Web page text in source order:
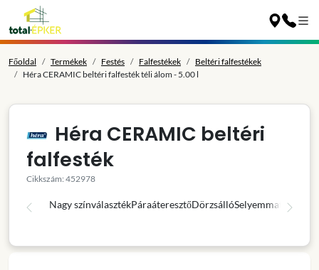
Főoldal Termékek Festés Falfestékek
Beltéri falfestékek
Héra CERAMIC beltéri falfesték téli álom - 5.00 l
Héra CERAMIC beltéri
falfesték
Cikkszám: 452978
Nagy színválasztékPáraáteresztőDörzsállóSelyemmatt